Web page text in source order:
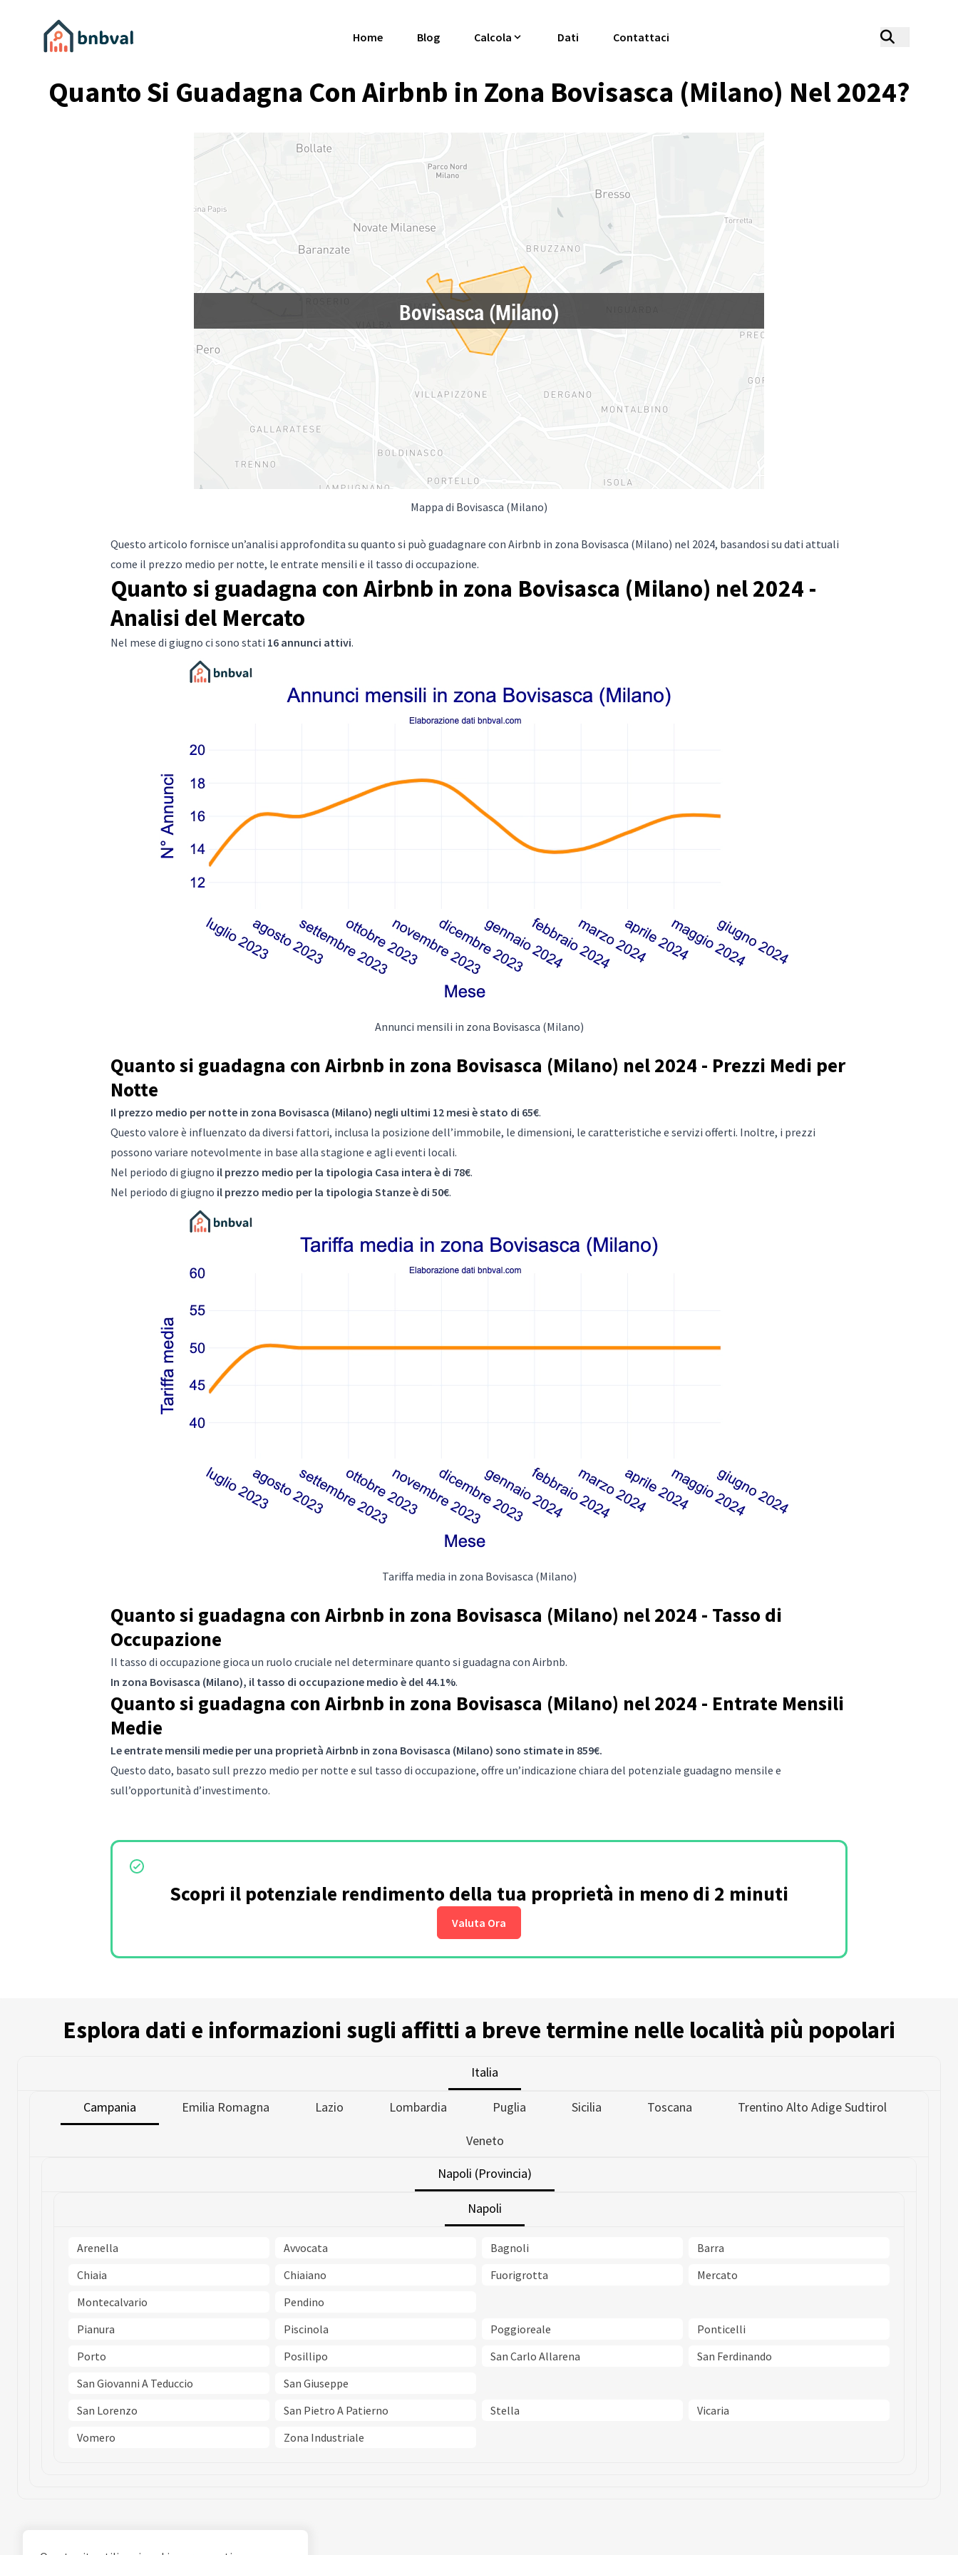
Home Blog Calcola Dati Contattaci
Quanto Si Guadagna Con Airbnb in Zona Bovisasca (Milano) Nel 2024?
Mappa di Bovisasca (Milano)
Questo articolo fornisce un’analisi approfondita su quanto si può guadagnare con Airbnb in zona Bovisasca (Milano) nel 2024, basandosi su dati attuali
come il prezzo medio per notte, le entrate mensili e il tasso di occupazione.
Quanto si guadagna con Airbnb in zona Bovisasca (Milano) nel 2024 -
Analisi del Mercato
Nel mese di giugno ci sono stati 16 annunci attivi.
Annunci mensili in zona Bovisasca (Milano)
Quanto si guadagna con Airbnb in zona Bovisasca (Milano) nel 2024 - Prezzi Medi per
Notte
Il prezzo medio per notte in zona Bovisasca (Milano) negli ultimi 12 mesi è stato di 65€.
Questo valore è influenzato da diversi fattori, inclusa la posizione dell’immobile, le dimensioni, le caratteristiche e servizi offerti. Inoltre, i prezzi
possono variare notevolmente in base alla stagione e agli eventi locali.
Nel periodo di giugno il prezzo medio per la tipologia Casa intera è di 78€.
Nel periodo di giugno il prezzo medio per la tipologia Stanze è di 50€.
Tariffa media in zona Bovisasca (Milano)
Quanto si guadagna con Airbnb in zona Bovisasca (Milano) nel 2024 - Tasso di
Occupazione
Il tasso di occupazione gioca un ruolo cruciale nel determinare quanto si guadagna con Airbnb.
In zona Bovisasca (Milano), il tasso di occupazione medio è del 44.1%.
Quanto si guadagna con Airbnb in zona Bovisasca (Milano) nel 2024 - Entrate Mensili
Medie
Le entrate mensili medie per una proprietà Airbnb in zona Bovisasca (Milano) sono stimate in 859€.
Questo dato, basato sull prezzo medio per notte e sul tasso di occupazione, offre un’indicazione chiara del potenziale guadagno mensile e
sull’opportunità d’investimento.
Scopri il potenziale rendimento della tua proprietà in meno di 2 minuti
Valuta Ora
Esplora dati e informazioni sugli affitti a breve termine nelle località più popolari
Italia
Campania Emilia Romagna Lazio Lombardia Puglia Sicilia Toscana Trentino Alto Adige Sudtirol
Veneto
Napoli (Provincia)
Napoli
Arenella Avvocata Bagnoli
Barra
Chiaia
Chiaiano Fuorigrotta
Mercato
Montecalvario
Pendino
Pianura
Piscinola Poggioreale
Ponticelli
Porto
Posillipo San Carlo Allarena
San Ferdinando
San Giovanni A Teduccio
San Giuseppe
San Lorenzo
San Pietro A Patierno Stella
Vicaria
Vomero
Zona Industriale